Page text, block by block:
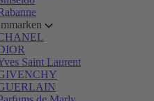
Saint Laurent